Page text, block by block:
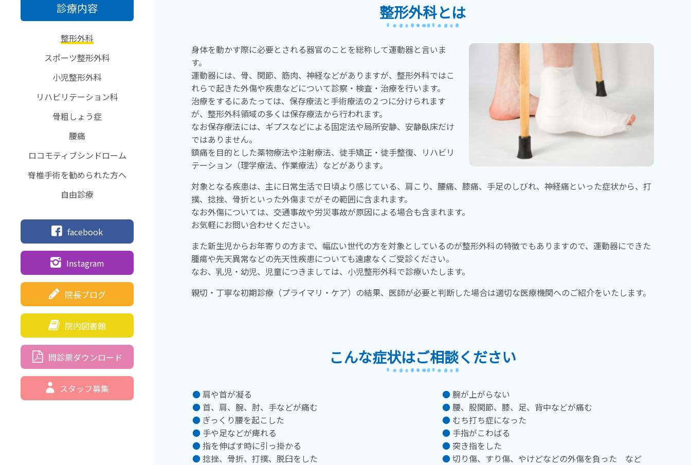
診療内容
整形外科
スポーツ整形外科
小児整形外科
リハビリテーション科
骨粗しょう症
腰痛
ロコモティブシンドローム
脊椎手術を勧められた方へ
自由診療
facebook
Instagram
院長ブログ
院内図書館
問診票ダウンロード
スタッフ募集
整形外科とは
身体を動かす際に必要とされる器官のことを総称して運動器と言いま
す。
運動器には、骨、関節、筋肉、神経などがありますが、整形外科ではこ
れらで起きた外傷や疾患などについて診察・検査・治療を行います。
治療をするにあたっては、保存療法と手術療法の２つに分けられます
が、整形外科領域の多くは保存療法から行われます。
なお保存療法には、ギプスなどによる固定法や局所安静、安静臥床だけ
ではありません。
鎮痛を目的とした薬物療法や注射療法、徒手矯正・徒手整復、リハビリ
テーション（理学療法、作業療法）などがあります。
対象となる疾患は、主に日常生活で日頃より感じている、肩こり、腰痛、膝痛、手足のしびれ、神経痛といった症状から、打
撲、捻挫、骨折といった外傷までがその範囲に含まれます。
なお外傷については、交通事故や労災事故が原因による場合も含まれます。
お気軽にお問い合わせください。
また新生児からお年寄りの方まで、幅広い世代の方を対象としているのが整形外科の特徴でもありますので、運動器にできた
腫瘍や先天異常などの先天性疾患についても遠慮なくご受診ください。
なお、乳児・幼児、児童につきましては、小児整形外科で診療いたします。
親切・丁寧な初期診療（プライマリ・ケア）の結果、医師が必要と判断した場合は適切な医療機関へのご紹介をいたします。
こんな症状はご相談ください
肩や首が凝る
腕が上がらない
首、肩、腕、肘、手などが痛む
腰、股関節、膝、足、背中などが痛む
ぎっくり腰を起こした
むち打ち症になった
手や足などが痺れる
手指がこわばる
指を伸ばす時に引っ掛かる
突き指をした
捻挫、骨折、打撲、脱臼をした
切り傷、すり傷、やけどなどの外傷を負った など